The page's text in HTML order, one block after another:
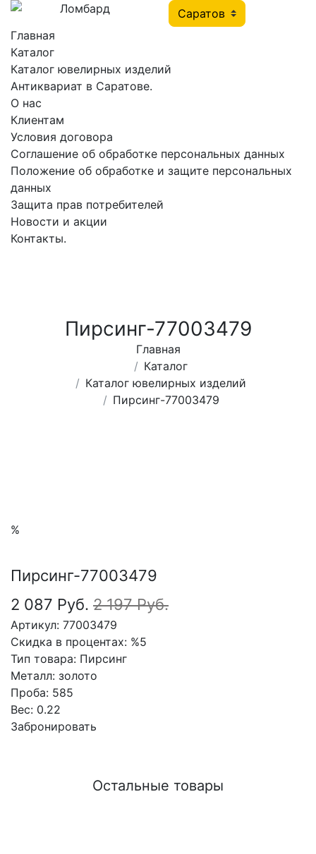
Главная
Каталог
Каталог ювелирных изделий
Антиквариат в Саратове.
О нас
Клиентам
Условия договора
Соглашение об обработке персональных данных
Положение об обработке и защите персональных
данных
Защита прав потребителей
Новости и акции
Контакты.
Пирсинг-77003479
Главная
Каталог
Каталог ювелирных изделий
Пирсинг-77003479
%
Пирсинг-77003479
2 087 Руб. 2 197 Руб.
Артикул: 77003479
Скидка в процентах: %5
Тип товара: Пирсинг
Металл: золото
Проба: 585
Вес: 0.22
Забронировать
Остальные товары